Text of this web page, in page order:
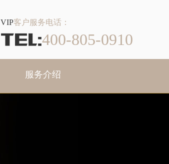
VIP客户服务电话：
TEL:400-805-0910
服务介绍